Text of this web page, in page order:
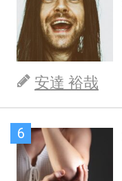
安達 裕哉
6